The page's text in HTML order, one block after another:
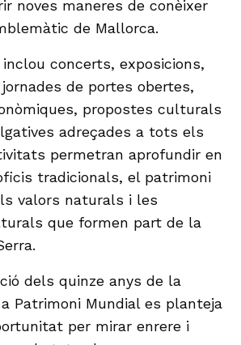
noves maneres de conèixer
de Mallorca.
concerts, exposicions,
de portes obertes,
propostes culturals
adreçades a tots els
permetran aprofundir en
tradicionals, el patrimoni
valors naturals i les
que formen part de la
dels quinze anys de la
Patrimoni Mundial es planteja
per mirar enrere i